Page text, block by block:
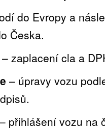
do Evropy a
Česka.
– zaplacení cla a
– úpravy vozu
– přihlášení vozu na